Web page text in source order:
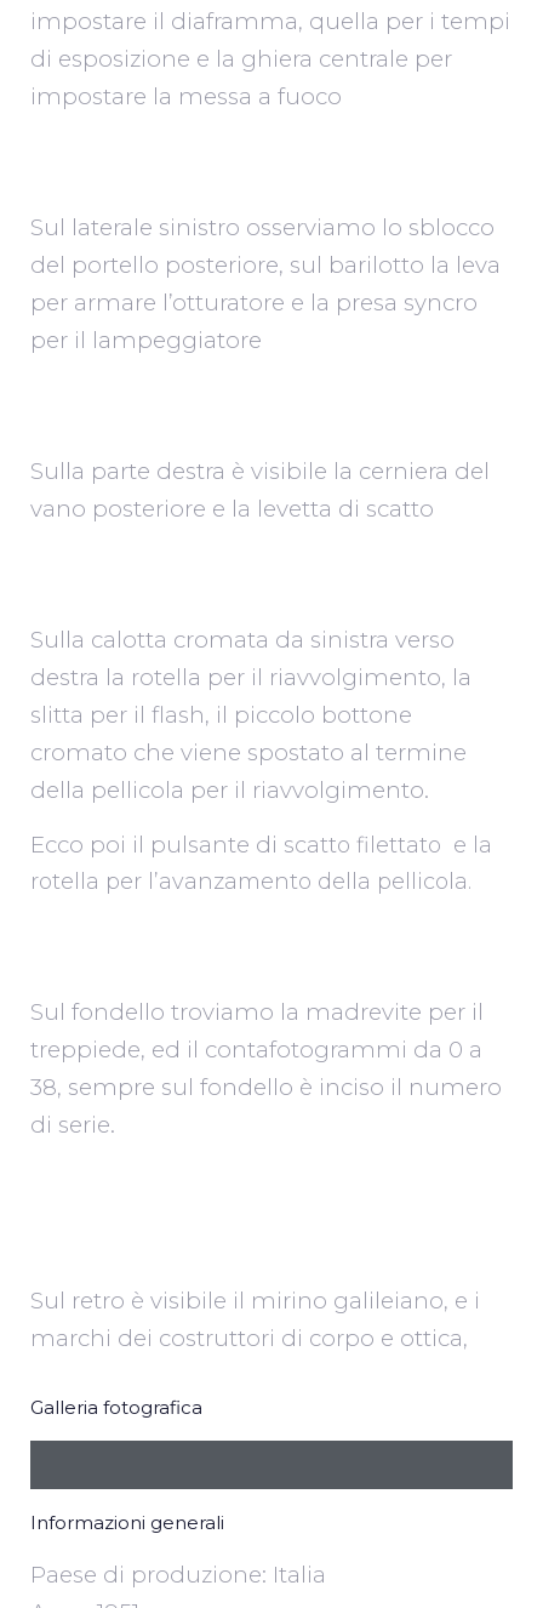
impostare il diaframma, quella per i tempi
di esposizione e la ghiera centrale per
impostare la messa a fuoco
Sul laterale sinistro osserviamo lo sblocco
del portello posteriore, sul barilotto la leva
per armare l’otturatore e la presa syncro
per il lampeggiatore
Sulla parte destra è visibile la cerniera del
vano posteriore e la levetta di scatto
Sulla calotta cromata da sinistra verso
destra la rotella per il riavvolgimento, la
slitta per il flash, il piccolo bottone
cromato che viene spostato al termine
della pellicola per il riavvolgimento.
Ecco poi il pulsante di scatto filettato e la
rotella per l’avanzamento della pellicola.
Sul fondello troviamo la madrevite per il
treppiede, ed il contafotogrammi da 0 a
38, sempre sul fondello è inciso il numero
di serie.
Sul retro è visibile il mirino galileiano, e i
marchi dei costruttori di corpo e ottica,
Galleria fotografica
Informazioni generali
Paese di produzione: Italia